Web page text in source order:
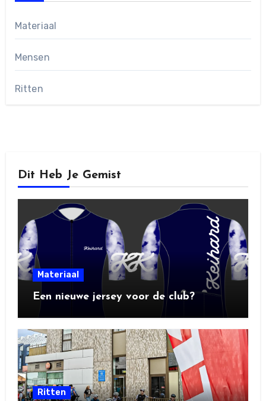
Materiaal
Mensen
Ritten
Dit Heb Je Gemist
Materiaal
Een nieuwe jersey voor de club?
Ritten